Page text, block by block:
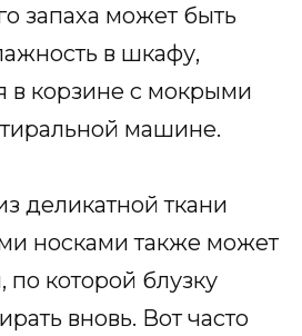
запаха может быть
в шкафу,
в корзине с мокрыми
машине.
деликатной ткани
носками также может
по которой блузку
вновь. Вот часто